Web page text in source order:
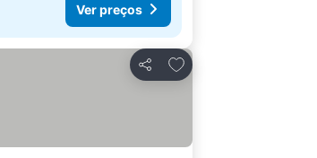
Ver preços
Partilhar
Adicionar aos favoritos